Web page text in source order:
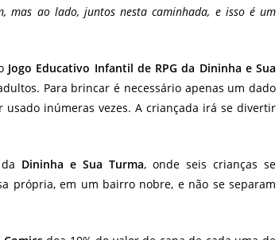
mas ao lado, juntos nesta caminhada, e isso é um
Jogo Educativo Infantil de RPG da Dininha e Sua
Para brincar é necessário apenas um dado
inúmeras vezes. A criançada irá se divertir
Dininha e Sua Turma, onde seis crianças se
própria, em um bairro nobre, e não se separam